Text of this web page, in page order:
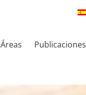
Áreas Publicaciones